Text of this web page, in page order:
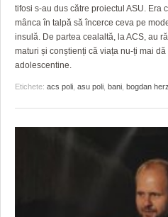
tifosi s-au dus către proiectul ASU. Era
mânca în talpă să încerce ceva pe
insulă. De partea cealaltă, la ACS, au
maturi și conștienți că viața nu-ți mai
adolescentine.
Etichete: acs poli asu poli bani bogdan